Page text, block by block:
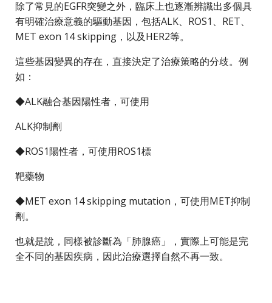
除了常見的EGFR突變之外，臨床上也逐漸辨識出多個具
有明確治療意義的驅動基因，包括ALK、ROS1、RET、
MET exon 14 skipping，以及HER2等。
這些基因變異的存在，直接決定了治療策略的分歧。例
如：
◆ALK融合基因陽性者，可使用
ALK抑制劑
◆ROS1陽性者，可使用ROS1標
靶藥物
◆MET exon 14 skipping mutation，可使用MET抑制
劑。
也就是說，同樣被診斷為「肺腺癌」，實際上可能是完
全不同的基因疾病，因此治療選擇自然不再一致。